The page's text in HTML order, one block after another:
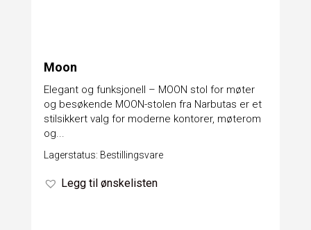
Moon
Elegant og funksjonell – MOON stol for møter
og besøkende MOON-stolen fra Narbutas er et
stilsikkert valg for moderne kontorer, møterom
og...
Lagerstatus: Bestillingsvare
Legg til ønskelisten